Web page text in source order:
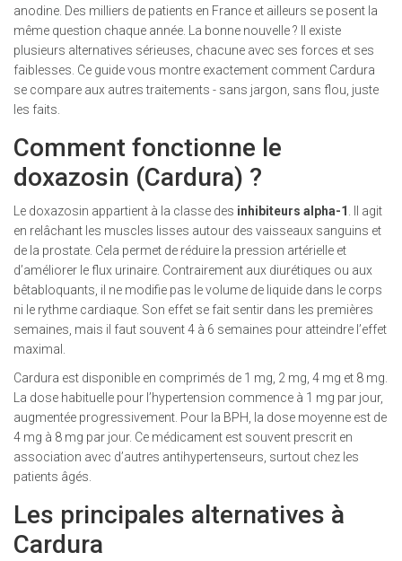
anodine. Des milliers de patients en France et ailleurs se posent la
même question chaque année. La bonne nouvelle ? Il existe
plusieurs alternatives sérieuses, chacune avec ses forces et ses
faiblesses. Ce guide vous montre exactement comment Cardura
se compare aux autres traitements - sans jargon, sans flou, juste
les faits.
Comment fonctionne le
doxazosin (Cardura) ?
Le doxazosin appartient à la classe des inhibiteurs alpha-1
. Il agit
en relâchant les muscles lisses autour des vaisseaux sanguins et
de la prostate. Cela permet de réduire la pression artérielle et
d’améliorer le flux urinaire. Contrairement aux diurétiques ou aux
bêtabloquants, il ne modifie pas le volume de liquide dans le corps
ni le rythme cardiaque. Son effet se fait sentir dans les premières
semaines, mais il faut souvent 4 à 6 semaines pour atteindre l’effet
maximal.
Cardura est disponible en comprimés de 1 mg, 2 mg, 4 mg et 8 mg.
La dose habituelle pour l’hypertension commence à 1 mg par jour,
augmentée progressivement. Pour la BPH, la dose moyenne est de
4 mg à 8 mg par jour. Ce médicament est souvent prescrit en
association avec d’autres antihypertenseurs, surtout chez les
patients âgés.
Les principales alternatives à
Cardura